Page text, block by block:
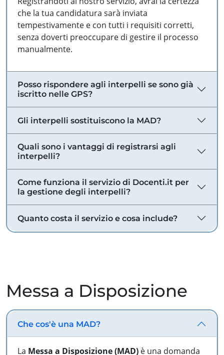
che la tua candidatura sarà inviata
tempestivamente e con tutti i requisiti corretti,
senza doverti preoccupare di gestire il processo
manualmente.
Posso rispondere agli interpelli se sono già
iscritto nelle GPS?
Gli interpelli sostituiscono la MAD?
Quali sono i vantaggi di registrarsi agli
interpelli?
Come funziona il servizio di Docenti.it per
la gestione degli interpelli?
Quanto costa il servizio e cosa include?
Messa a Disposizione
Che cos'è una MAD?
La Messa a Disposizione (MAD) è una domanda